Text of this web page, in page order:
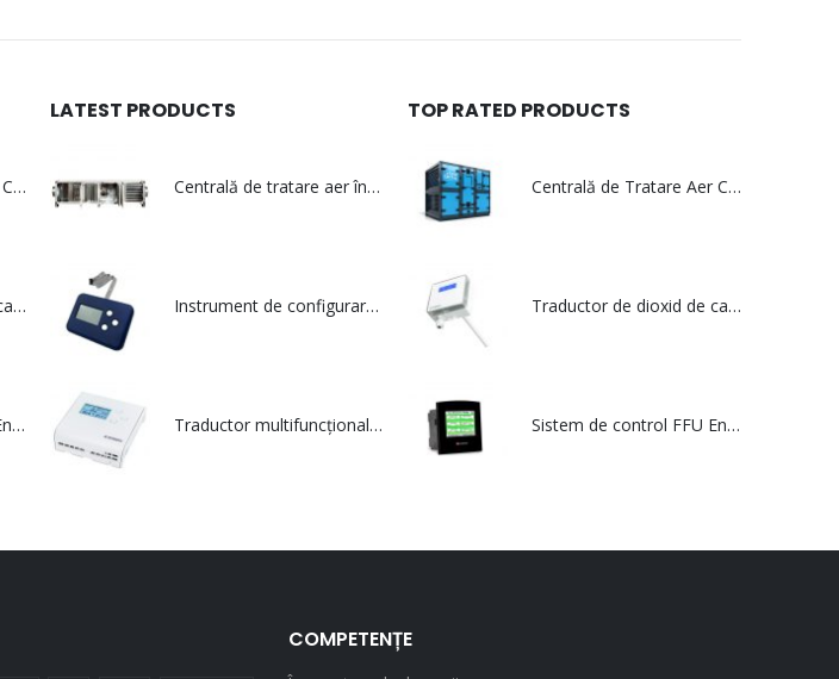
Centrală de Tratare Aer Compactă - multiCENT Compact
Traductor de dioxid de carbon (CO2) multifuncțional cu protocol MODBUS - CDT MOD 2000 Duct
Sistem de control FFU Envirco® MAC10 - ACF300
LATEST PRODUCTS
Centrală de tratare aer în execuție igienică – multiKAFT
Instrument de configurare pentru dispozitivele Siro și Siro MOD - Siro CT
Traductor multifuncțional pentru calitatea aerului din interior care utilizează protocolul de comunicare serial Modbus - SIRO MOD
TOP RATED PRODUCTS
Centrală de Tratare Aer Compactă - multiCENT Compact
Traductor de dioxid de carbon (CO2) multifuncțional cu protocol MODBUS - CDT MOD 2000 Duct
Sistem de control FFU Envirco® MAC10 - ACF300
COMPETENȚE